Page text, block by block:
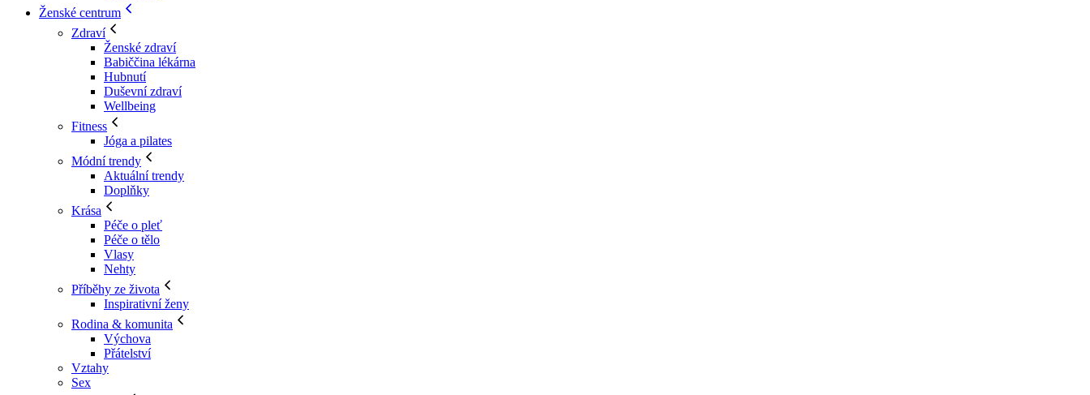
Ženské centrum
Zdraví
Ženské zdraví
Babiččina lékárna
Hubnutí
Duševní zdraví
Wellbeing
Fitness
Jóga a pilates
Módní trendy
Aktuální trendy
Doplňky
Krása
Péče o pleť
Péče o tělo
Vlasy
Nehty
Příběhy ze života
Inspirativní ženy
Rodina & komunita
Výchova
Přátelství
Vztahy
Sex